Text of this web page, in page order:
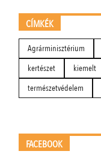
CÍMKÉK
Agrárminisztérium
kertészet
kiemelt
természetvédelem
FACEBOOK